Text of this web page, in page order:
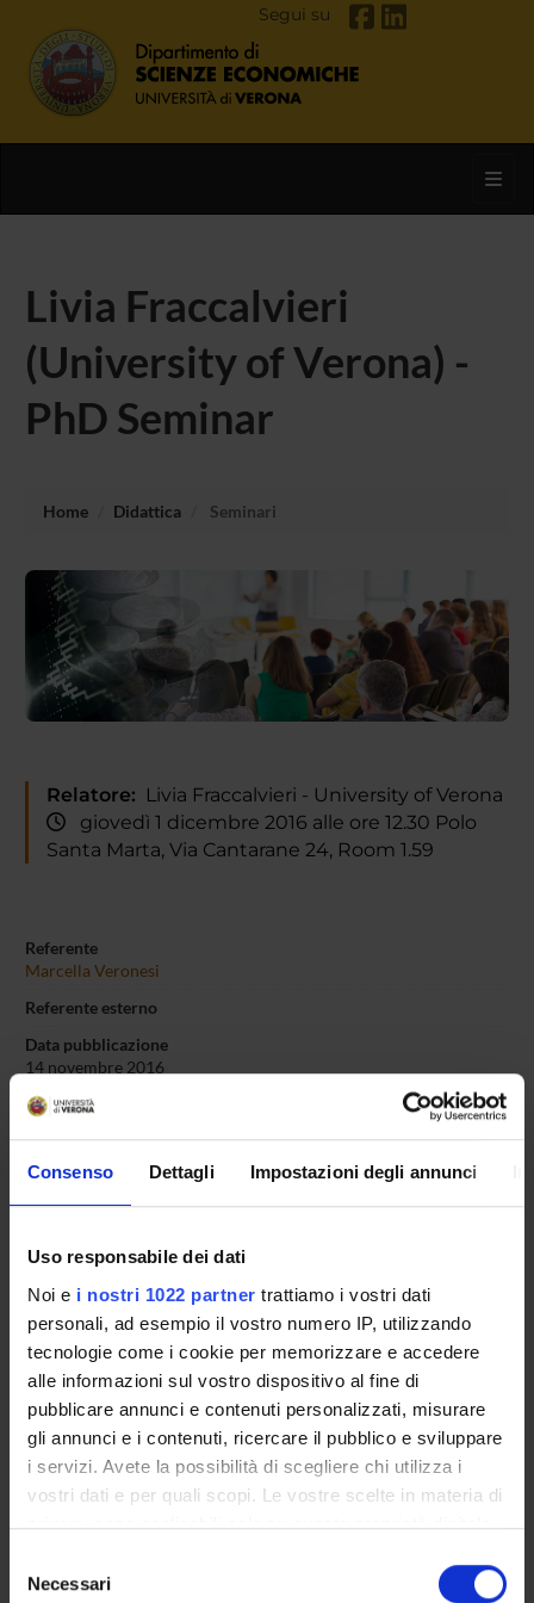
Consenso Dettagli Impostazioni degli annunci
Uso responsabile dei dati
Noi e i nostri 1022 partner trattiamo i vostri dati
personali, ad esempio il vostro numero IP, utilizzando
tecnologie come i cookie per memorizzare e accedere
alle informazioni sul vostro dispositivo al fine di
pubblicare annunci e contenuti personalizzati, misurare
gli annunci e i contenuti, ricercare il pubblico e sviluppare
i servizi. Avete la possibilità di scegliere chi utilizza i
vostri dati e per quali scopi. Le vostre scelte in materia di
privacy sono applicabili solo su questa proprietà digitale
modificare o revocare il proprio consenso in qualsiasi
delNecessari
Segui su
Livia Fraccalvieri
(University of Verona) -
PhD Seminar
Home Didattica Seminari
Relatore: Livia Fraccalvieri - University of Verona
giovedì 1 dicembre 2016 alle ore 12.30 Polo
Santa Marta, Via Cantarane 24, Room 1.59
Referente
Marcella Veronesi
Referente esterno
Data pubblicazione
14 novembre 2016
OFFERTA FORMATIVA
CORSI DI STUDIO
DOTTORATI, MASTER E FORMAZIONE SUPERIORE
Contatti
Persone
Luoghi
Calendario